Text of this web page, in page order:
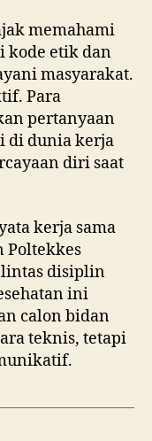
memahami
kode etik dan
masyarakat.
Para
pertanyaan
di dunia kerja
diri saat
kerja sama
Poltekkes
lintas disiplin
ini
calon bidan
teknis, tetapi